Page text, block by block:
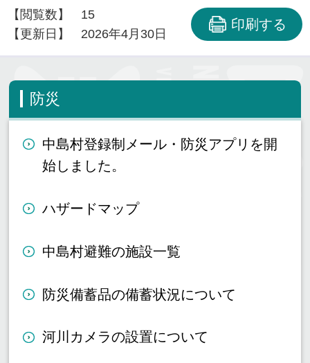
【閲覧数】
15
【更新日】
2026年4月30日
印刷する
防災
中島村登録制メール・防災アプリを開
始しました。
ハザードマップ
中島村避難の施設一覧
防災備蓄品の備蓄状況について
河川カメラの設置について